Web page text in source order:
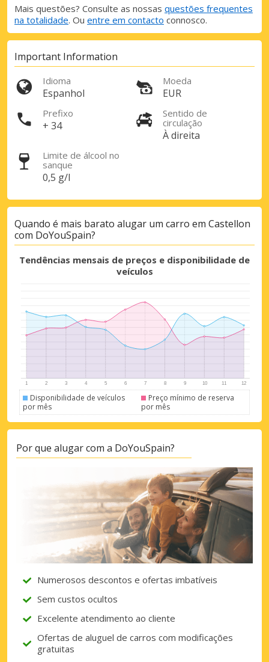
Descontos especiais
Aceda a ofertas exclusivas dos nossos
fornecedores
Iniciar sessão com eLink
Mais questões? Consulte as nossas questões frequentes
na totalidade. Ou entre em contacto connosco.
Important Information
Idioma
Espanhol
Moeda
EUR
Prefixo
+ 34
Sentido de
circulação
À direita
Limite de álcool no
sanque
0,5 g/l
Quando é mais barato alugar um carro em Castellon
com DoYouSpain?
Tendências mensais de preços e disponibilidade de
veículos
Disponibilidade de veículos
por mês
Preço mínimo de reserva
por mês
Por que alugar com a DoYouSpain?
Numerosos descontos e ofertas imbatíveis
Sem custos ocultos
Excelente atendimento ao cliente
Ofertas de aluguel de carros com modificações
gratuitas